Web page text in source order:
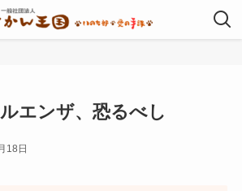
エンザ、恐るべし
18日